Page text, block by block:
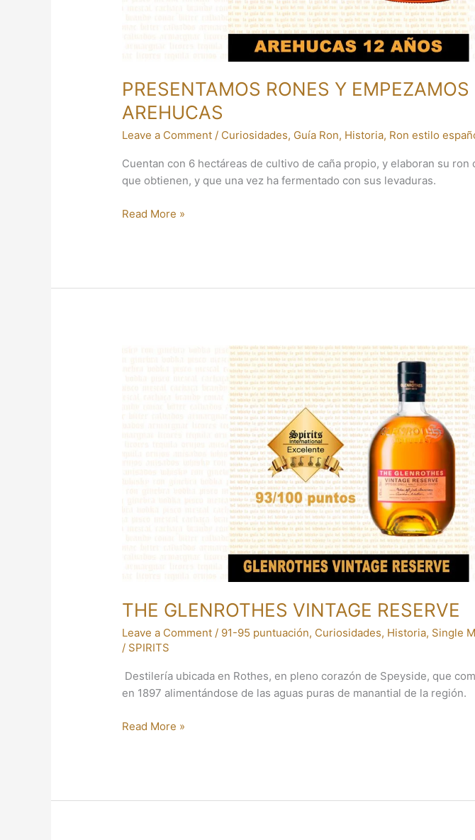
PRESENTAMOS RONES Y EMPEZAMOS
AREHUCAS
Leave a Comment / Curiosidades, Guía Ron, Historia, Ron estilo
Cuentan con 6 hectáreas de cultivo de caña propio, y elaboran su ron
que obtienen, y que una vez ha fermentado con sus levaduras.
Read More »
THE GLENROTHES VINTAGE RESERVE
Leave a Comment / 91-95 puntuación, Curiosidades, Historia, Single
/ SPIRITS
Destilería ubicada en Rothes, en pleno corazón de Speyside, que
en 1897 alimentándose de las aguas puras de manantial de la región.
Read More »